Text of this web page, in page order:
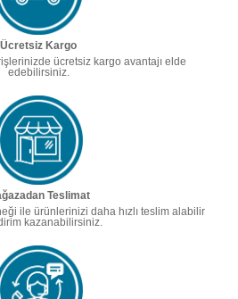
Ücretsiz Kargo
ücretsiz kargo avantajı elde
edebilirsiniz.
Teslimat
ile ürünlerinizi daha hızlı teslim alabilir
kazanabilirsiniz.